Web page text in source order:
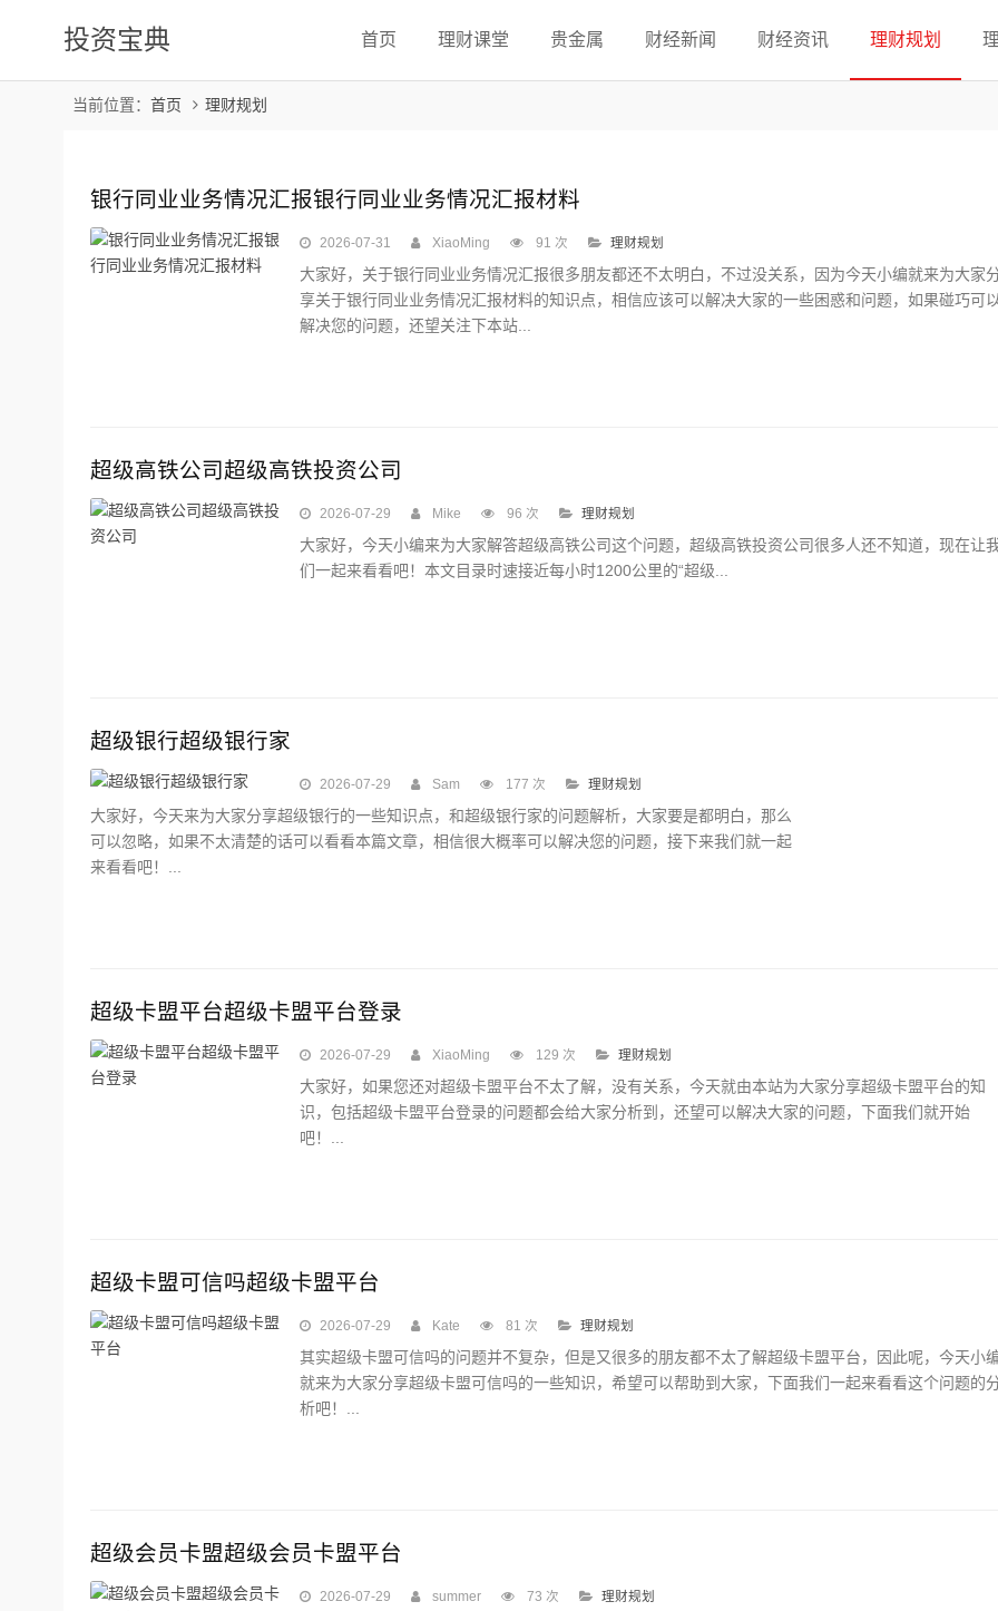
投资宝典 首页 理财课堂 贵金属 财经新闻 财经资讯 理财规划
当前位置： 首页 理财规划
银行同业业务情况汇报银行同业业务情况汇报材料
2026-07-31 XiaoMing 91 次 理财规划
大家好，关于银行同业业务情况汇报很多朋友都还不太明白，不过没关系，因为今天小编就来为大家
享关于银行同业业务情况汇报材料的知识点，相信应该可以解决大家的一些困惑和问题，如果碰巧可
解决您的问题，还望关注下本站...
超级高铁公司超级高铁投资公司
2026-07-29 Mike 96 次 理财规划
大家好，今天小编来为大家解答超级高铁公司这个问题，超级高铁投资公司很多人还不知道，现在让
们一起来看看吧！本文目录时速接近每小时1200公里的“超级...
超级银行超级银行家
2026-07-29 Sam 177 次 理财规划
大家好，今天来为大家分享超级银行的一些知识点，和超级银行家的问题解析，大家要是都明白，那么
可以忽略，如果不太清楚的话可以看看本篇文章，相信很大概率可以解决您的问题，接下来我们就一起
来看看吧！...
超级卡盟平台超级卡盟平台登录
2026-07-29 XiaoMing 129 次 理财规划
大家好，如果您还对超级卡盟平台不太了解，没有关系，今天就由本站为大家分享超级卡盟平台的知
识，包括超级卡盟平台登录的问题都会给大家分析到，还望可以解决大家的问题，下面我们就开始
吧！...
超级卡盟可信吗超级卡盟平台
2026-07-29 Kate 81 次 理财规划
其实超级卡盟可信吗的问题并不复杂，但是又很多的朋友都不太了解超级卡盟平台，因此呢，今天小
就来为大家分享超级卡盟可信吗的一些知识，希望可以帮助到大家，下面我们一起来看看这个问题的
析吧！...
超级会员卡盟超级会员卡盟平台
2026-07-29 summer 73 次 理财规划